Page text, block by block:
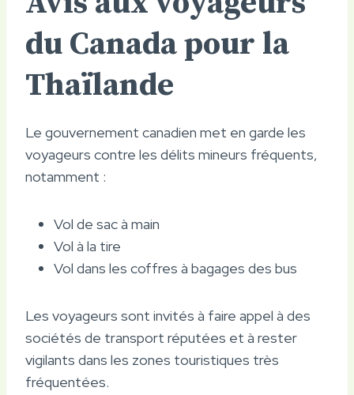
du Canada pour la
Thaïlande
Le gouvernement canadien met en garde les
voyageurs contre les délits mineurs fréquents,
notamment :
Vol de sac à main
Vol à la tire
Vol dans les coffres à bagages des bus
Les voyageurs sont invités à faire appel à des
sociétés de transport réputées et à rester
vigilants dans les zones touristiques très
fréquentées.